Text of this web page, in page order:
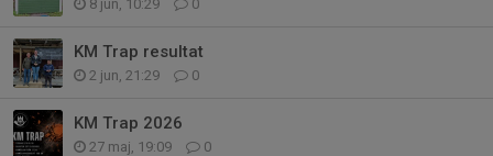
8 jun, 10:29 0
KM Trap resultat
2 jun, 21:29 0
KM Trap 2026
27 maj, 19:09 0